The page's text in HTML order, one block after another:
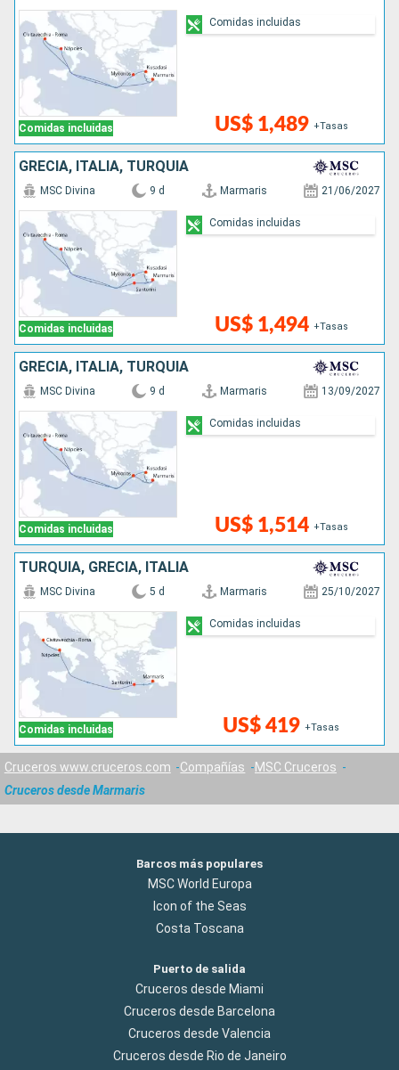
Comidas incluidas US$ 1,489 +Tasas
Comidas incluidas
GRECIA, ITALIA, TURQUÍA
Comidas incluidas
MSC Divina 9 d Marmaris 21/06/2027
US$ 1,494 +Tasas
Comidas incluidas
GRECIA, ITALIA, TURQUÍA
Comidas incluidas
MSC Divina 9 d Marmaris 13/09/2027
US$ 1,514 +Tasas
Comidas incluidas
TURQUÍA, GRECIA, ITALIA
Comidas incluidas
MSC Divina 5 d Marmaris 25/10/2027
US$ 419 +Tasas
Comidas incluidas
Cruceros www.cruceros.com Compañías
MSC Cruceros
Cruceros desde Marmaris
Barcos más populares
MSC World Europa
Icon of the Seas
Costa Toscana
Puerto de salida
Cruceros desde Miami
Cruceros desde Barcelona
Cruceros desde Valencia
Cruceros desde Rio de Janeiro